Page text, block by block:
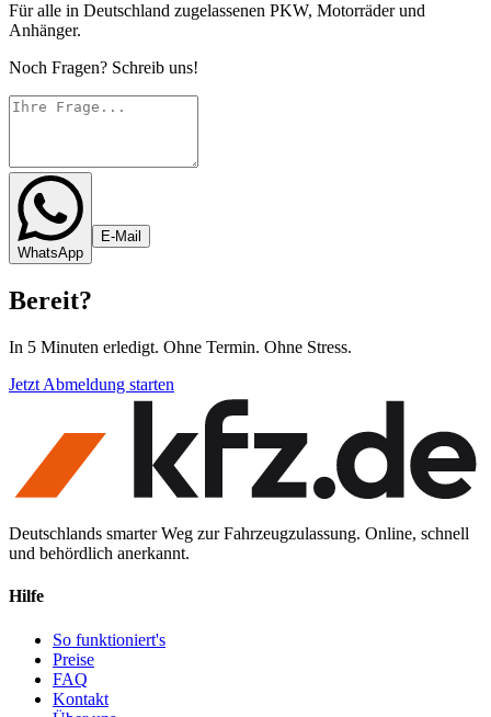
Für alle in Deutschland zugelassenen PKW, Motorräder und
Anhänger.
Noch Fragen? Schreib uns!
WhatsApp
E-Mail
Bereit?
In 5 Minuten erledigt. Ohne Termin. Ohne Stress.
Jetzt Abmeldung starten
Deutschlands smarter Weg zur Fahrzeugzulassung. Online, schnell
und behördlich anerkannt.
Hilfe
So funktioniert's
Preise
FAQ
Kontakt